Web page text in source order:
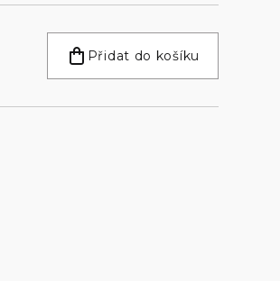
Přidat do košíku